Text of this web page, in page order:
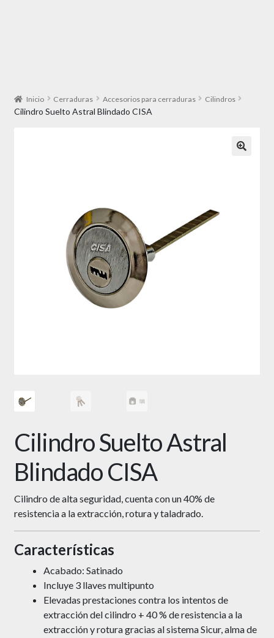
Inicio Cerraduras Accesorios para cerraduras Cilindros
Cilindro Suelto Astral Blindado CISA
Cilindro Suelto Astral
Blindado CISA
Cilindro de alta seguridad, cuenta con un 40% de
resistencia a la extracción, rotura y taladrado.
Características
Acabado: Satinado
Incluye 3 llaves multipunto
Elevadas prestaciones contra los intentos de
extracción del cilindro + 40 % de resistencia a la
extracción y rotura gracias al sistema Sicur, alma de